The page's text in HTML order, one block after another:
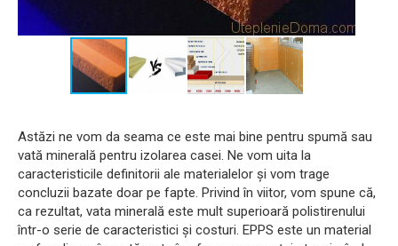
Astăzi ne vom da seama ce este mai bine pentru spumă sau
vată minerală pentru izolarea casei. Ne vom uita la
caracteristicile definitorii ale materialelor și vom trage
concluzii bazate doar pe fapte. Privind în viitor, vom spune că,
ca rezultat, vata minerală este mult superioară polistirenului
într-o serie de caracteristici și costuri. EPPS este un material